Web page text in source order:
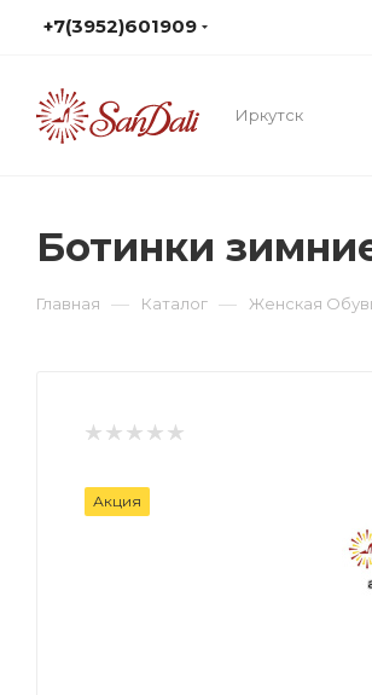
+7(3952)601909
Иркутск
Ботинки
Главная — Каталог — Женская
Акция